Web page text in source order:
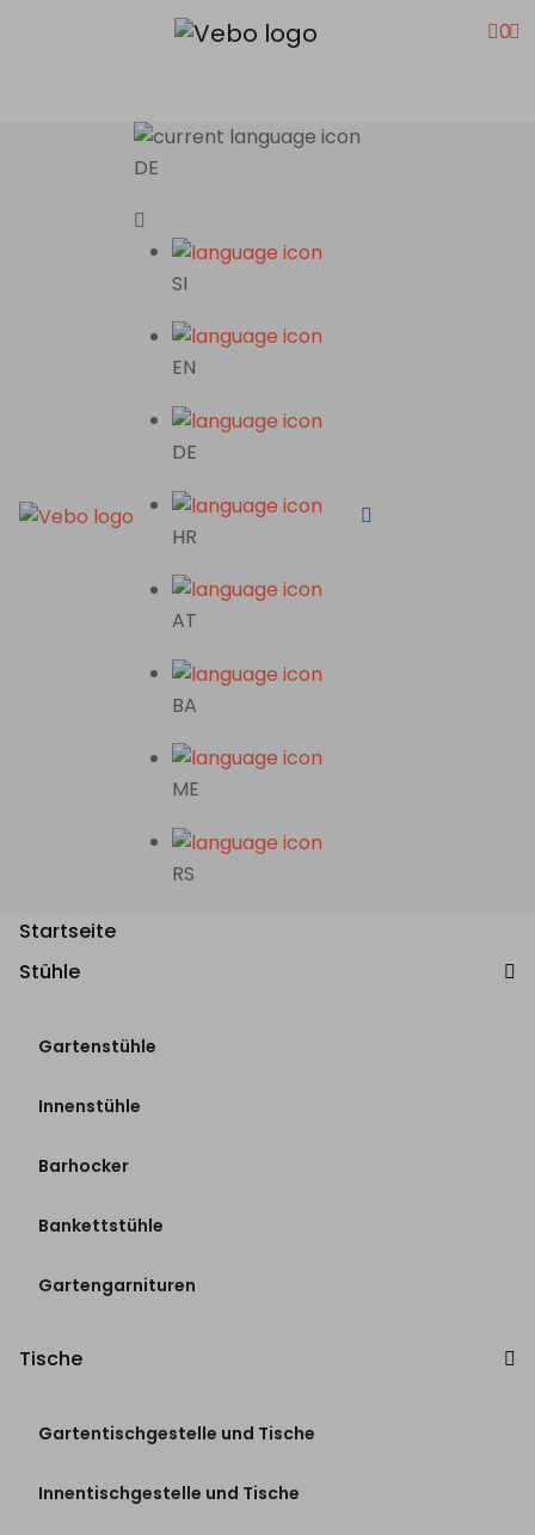
0
DE
SI
EN
DE
HR
AT
BA
ME
RS
Startseite
Stühle
Gartenstühle
Innenstühle
Barhocker
Bankettstühle
Gartengarnituren
Tische
Gartentischgestelle und Tische
Innentischgestelle und Tische